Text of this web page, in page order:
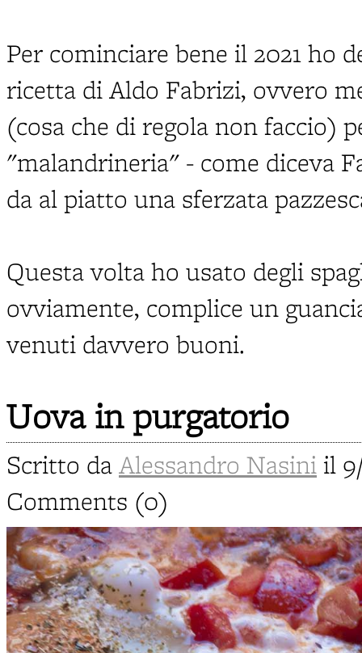
Per cominciare bene il 2021 ho
ricetta di Aldo Fabrizi, ovvero
(cosa che di regola non faccio)
"malandrineria" - come diceva
da al piatto una sferzata
Questa volta ho usato degli
ovviamente, complice un
venuti davvero buoni.
Uova in purgatorio
Scritto daAlessandro Nasini il
Comments (0)